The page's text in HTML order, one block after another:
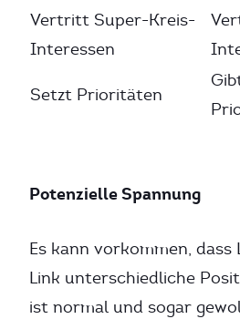
Vertritt Super-Kreis-
Interessen
Setzt Prioritäten
Potenzielle Spannung
Es kann vorkommen, dass
Link unterschiedliche
ist normal und sogar